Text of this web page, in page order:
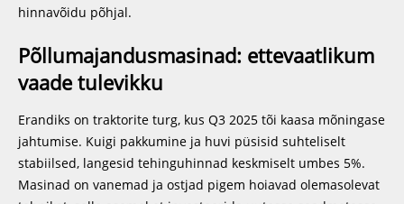
hinnavõidu põhjal.
Põllumajandusmasinad: ettevaatlikum
vaade tulevikku
Erandiks on traktorite turg, kus Q3 2025 tõi kaasa mõningase
jahtumise. Kuigi pakkumine ja huvi püsisid suhteliselt
stabiilsed, langesid tehinguhinnad keskmiselt umbes 5%.
Masinad on vanemad ja ostjad pigem hoiavad olemasolevat